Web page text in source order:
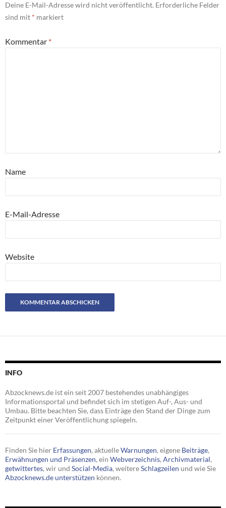
Deine E-Mail-Adresse wird nicht veröffentlicht. Erforderliche Felder
sind mit * markiert
Kommentar *
Name
E-Mail-Adresse
Website
INFO
Abzocknews.de ist ein seit 2007 bestehendes unabhängiges
Informationsportal und befindet sich im stetigen Auf-, Aus- und
Umbau. Bitte beachten Sie, dass Einträge den Stand der Dinge zum
Zeitpunkt einer Veröffentlichung spiegeln.
Finden Sie hier Erfassungen, aktuelleWarnungen, eigene Beiträge,
Erwähnungen und Präsenzen, ein Webverzeichnis, Archivmaterial,
getwittertes, wir und Social-Media, weitereSchlagzeilen und wie Sie
Abzocknews.de unterstützen können.